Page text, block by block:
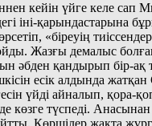
кейін үйге келе сап
іні-қарындастарына
«біреуің
Жазғы демалыс
әбден қандырып бір-ақ
есік алдында жатқан
үйді айналып, қора-
түспеді. Анасынан
Көршілер жақта